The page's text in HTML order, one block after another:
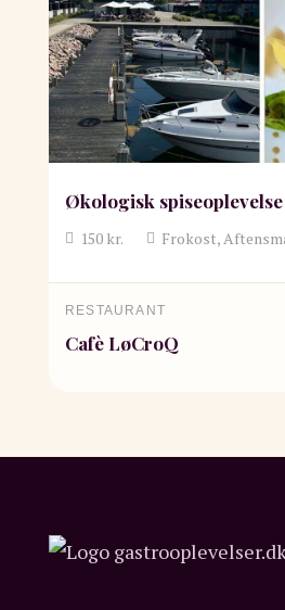
Økologisk spiseoplevelse
150kr. Frokost,
RESTAURANT
Cafè LøCroQ